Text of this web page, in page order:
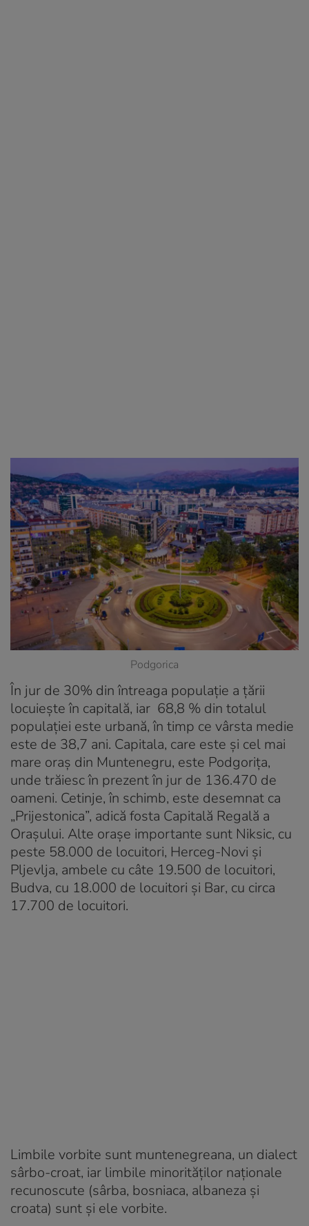
Podgorica
În jur de 30% din întreaga populație a țării
locuiește în capitală, iar 68,8 % din totalul
populației este urbană, în timp ce vârsta medie
este de 38,7 ani. Capitala, care este și cel mai
mare oraș din Muntenegru, este Podgorița,
unde trăiesc în prezent în jur de 136.470 de
oameni. Cetinje, în schimb, este desemnat ca
„Prijestonica”, adică fosta Capitală Regală a
Orașului. Alte orașe importante sunt Niksic, cu
peste 58.000 de locuitori, Herceg-Novi și
Pljevlja, ambele cu câte 19.500 de locuitori,
Budva, cu 18.000 de locuitori și Bar, cu circa
17.700 de locuitori.
Limbile vorbite sunt muntenegreana, un dialect
sârbo-croat, iar limbile minorităților naționale
recunoscute (sârba, bosniaca, albaneza și
croata) sunt și ele vorbite.